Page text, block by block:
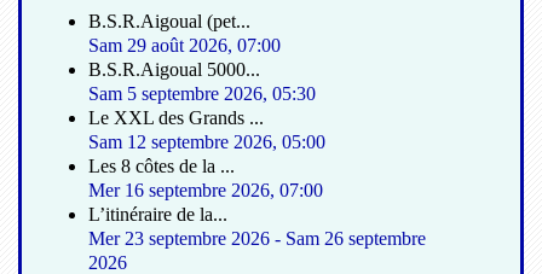
B.S.R.Aigoual (pet...
Sam 29 août 2026, 07:00
B.S.R.Aigoual 5000...
Sam 5 septembre 2026, 05:30
Le XXL des Grands ...
Sam 12 septembre 2026, 05:00
Les 8 côtes de la ...
Mer 16 septembre 2026, 07:00
L’itinéraire de la...
Mer 23 septembre 2026 - Sam 26 septembre
2026